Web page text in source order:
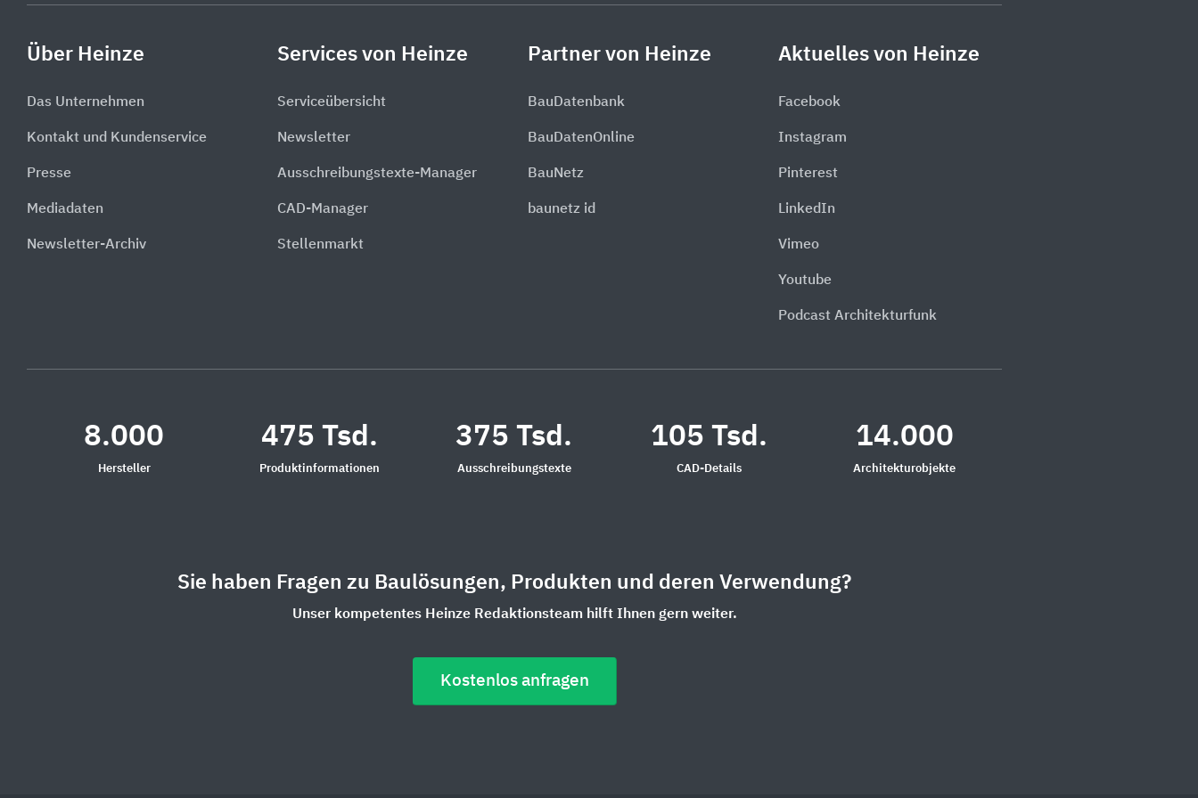
Über Heinze
Das Unternehmen
Kontakt und Kundenservice
Presse
Mediadaten
Newsletter-Archiv
Services von Heinze
Serviceübersicht
Newsletter
Ausschreibungstexte-Manager
CAD-Manager
Stellenmarkt
Partner von Heinze
BauDatenbank
BauDatenOnline
BauNetz
baunetz id
Aktuelles von Heinze
Facebook
Instagram
Pinterest
LinkedIn
Vimeo
Youtube
Podcast Architekturfunk
8.000
Hersteller
475 Tsd.
Produktinformationen
375 Tsd.
Ausschreibungstexte
105 Tsd.
CAD-Details
14.000
Architekturobjekte
Sie haben Fragen zu Baulösungen, Produkten und deren Verwendung?
Unser kompetentes Heinze Redaktionsteam hilft Ihnen gern weiter.
Kostenlos anfragen